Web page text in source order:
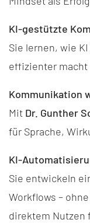
KI-gestützte
Sie lernen, wie
effizienter macht
Kommunikation
Mit Dr. Gunther
für Sprache,
KI-
Sie entwickeln
Workflows –
direktem Nutzen